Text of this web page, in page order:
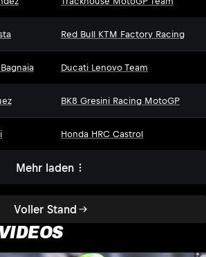
Voller Stand
Red Bull KTM Factory Racing
Ducati Lenovo Team
BK8 Gresini Racing MotoGP
Honda HRC Castrol
Mehr laden